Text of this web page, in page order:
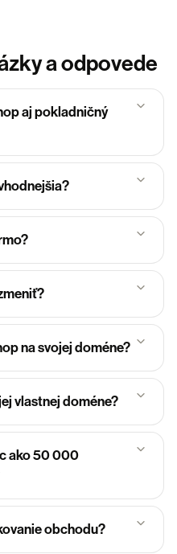
a odpovede
aj pokladničný
na svojej doméne?
vlastnej doméne?
ako 50 000
obchodu?